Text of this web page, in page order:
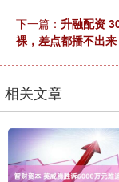
下一篇： 升融配资
裸，差点都播不出来
相关文章